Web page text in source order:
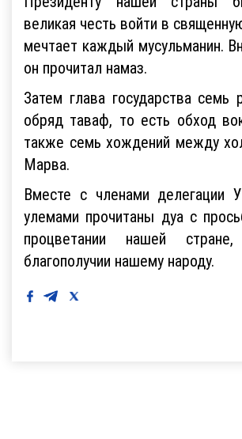
великая честь войти в
мечтает каждый мусульманин.
он прочитал намаз.
Затем глава государства семь
обряд таваф, то есть обход
также семь хождений между
Марва.
Вместе с членами делегации
улемами прочитаны дуа с
процветании нашей
благополучии нашему народу.